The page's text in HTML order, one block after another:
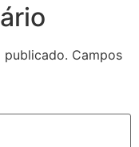
publicado. Campos